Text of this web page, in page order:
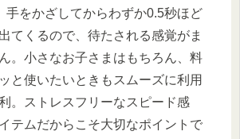
手をかざしてからわずか0.5秒ほど
てくるので、待たされる感覚がま
。小さなお子さまはもちろん、料
と使いたいときもスムーズに利用
。ストレスフリーなスピード感
テムだからこそ大切なポイントで